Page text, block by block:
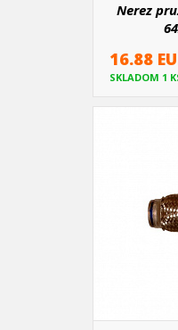
Nerez
16.88
SKLADOM 1